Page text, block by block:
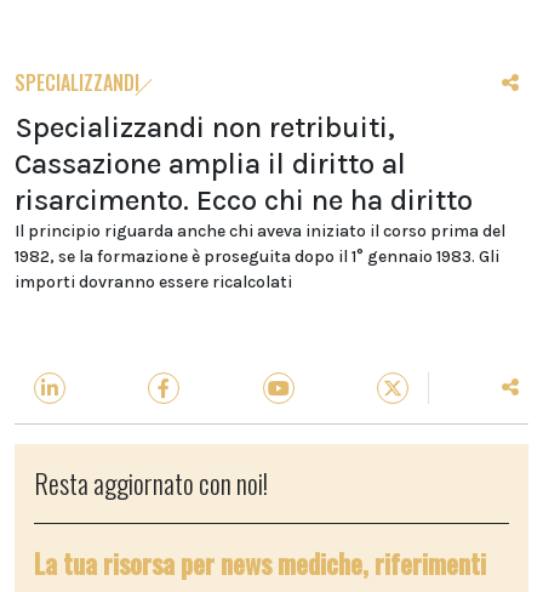
SPECIALIZZANDI
Specializzandi non retribuiti,
Cassazione amplia il diritto al
risarcimento. Ecco chi ne ha diritto
Il principio riguarda anche chi aveva iniziato il corso prima del
1982, se la formazione è proseguita dopo il 1° gennaio 1983. Gli
importi dovranno essere ricalcolati
Resta aggiornato con noi!
La tua risorsa per news mediche, riferimenti